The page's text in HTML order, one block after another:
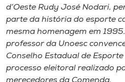
Unoesc
Store
d’Oeste Rudy José Nodari,
parte da história do esporte
mesma homenagem em
professor da Unoesc
Conselho Estadual de
processo eleitoral realizado